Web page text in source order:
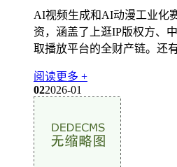
AI视频生成和AI动漫工业化
资，涵盖了上逛IP版权方、
取播放平台的全财产链。还
阅读更多 +
022026-01